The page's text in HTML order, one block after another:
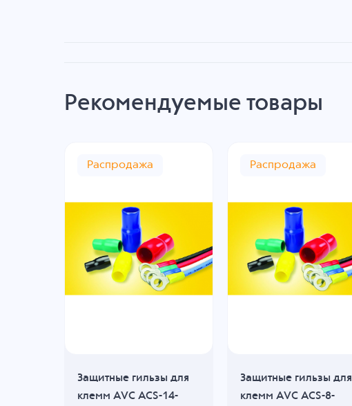
Рекомендуемые товары
Распродажа
Защитные гильзы для
клемм AVC ACS-14-
Распродажа
Защитные гильзы для
клемм AVC ACS-8-